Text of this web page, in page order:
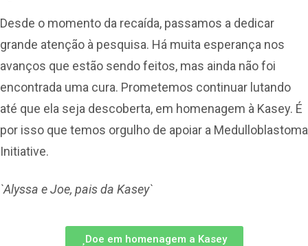
Desde o momento da recaída, passamos a dedicar
grande atenção à pesquisa. Há muita esperança nos
avanços que estão sendo feitos, mas ainda não foi
encontrada uma cura. Prometemos continuar lutando
até que ela seja descoberta, em homenagem à Kasey. É
por isso que temos orgulho de apoiar a Medulloblastoma
Initiative.
`Alyssa e Joe, pais da Kasey`
Doe em homenagem a Kasey